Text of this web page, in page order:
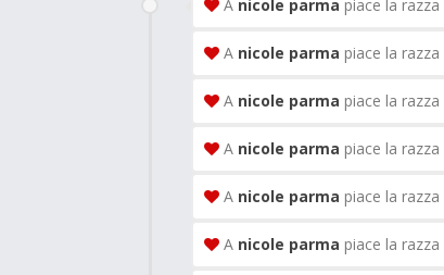
A nicole parma piace la razza
A nicole parma piace la razza
A nicole parma piace la razza
A nicole parma piace la razza
A nicole parma piace la razza
A nicole parma piace la razza